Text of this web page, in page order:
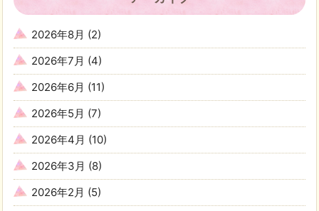
2026年8月 (2)
2026年7月 (4)
2026年6月 (11)
2026年5月 (7)
2026年4月 (10)
2026年3月 (8)
2026年2月 (5)